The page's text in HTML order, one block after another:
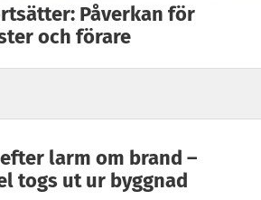
Påverkan för
och förare
larm om brand –
togs ut ur byggnad